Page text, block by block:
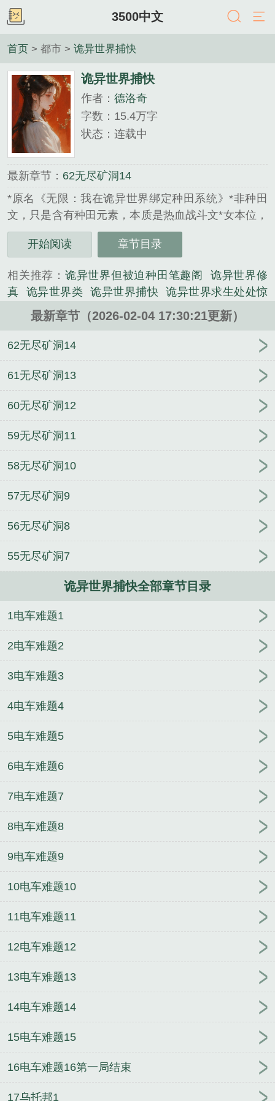
3500中文
首页 > 都市 > 诡异世界捕快
诡异世界捕快
作者： 德洛奇
字数：15.4万字
状态：连载中
最新章节： 62无尽矿洞14
*原名《无限：我在诡异世界绑定种田系统》*非种田
文，只是含有种田元素，本质是热血战斗文*女本位，
主角团全女，卷二开始世界观全女*有大量怪物描写，
掉san卷一文案：穿进恐怖克系无限流世界，叶凌很
统，在美好世界创造属于自己的辉煌吧！】叶凌：不
对啊，你这是什么系统？于是，在一众新玩家尖叫崩
溃之时，叶凌被迫忍着恶心收集尸块，莫名其妙成了
备当肥料的叶凌：你们相信我！我真的不是坏人！还
种可爱的小动物毫无抵抗力，只是揉着揉着小猫咪从
里到外翻了个面，露出缠满触手的脏器。叶凌：好像
更可爱了……众人：还说你不是精神病？……乌托邦
里渐渐出现了关于红眼死神的传说，据说她来无影去
尸体为伴。对此叶凌表示：都是胡说八道，自己不过
种，一种谨小慎微，还有一种对自己有着谜之自信。
她悠哉悠哉走上前，当着大家的面扯下兜帽，露出长
满红眼睛的脸：“没听清，麻烦再说一遍。”“不说也没
关系哦，我的小麦正好缺肥料呢。”……再后来，叶凌
有了新的目标，她不仅要活下去，还要终结这一切，
想象得要复杂……...
开始阅读 章节目录
相关推荐： 诡异世界但被迫种田笔趣阁
诡异世界修
真
诡异世界类 诡异世界捕快 诡异世界求生处处惊
诡异世界推荐 但被迫种田作者德洛奇TXT
世界种田大师
诡异世界但被迫种田
诡异世界观的
诡异种田流 但被迫种田
诡异世界但被迫种田德洛
世界里种田
诡异世界修仙
最新章节（2026-02-04 17:30:21更新）
62无尽矿洞14
61无尽矿洞13
60无尽矿洞12
59无尽矿洞11
58无尽矿洞10
57无尽矿洞9
56无尽矿洞8
55无尽矿洞7
诡异世界捕快全部章节目录
1电车难题1
2电车难题2
3电车难题3
4电车难题4
5电车难题5
6电车难题6
7电车难题7
8电车难题8
9电车难题9
10电车难题10
11电车难题11
12电车难题12
13电车难题13
14电车难题14
15电车难题15
16电车难题16第一局结束
17乌托邦1